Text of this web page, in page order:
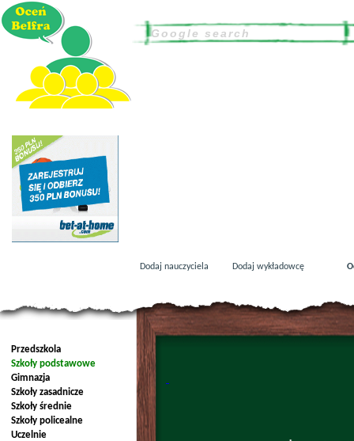
Dodaj nauczyciela Dodaj wykładowcę
Przedszkola
Szkoły podstawowe
Gimnazja
Szkoły zasadnicze
Szkoły średnie
Szkoły policealne
Uczelnie